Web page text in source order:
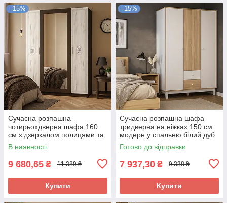
–15%
Сучасна розпашна
чотирьохдверна шафа 160
см з дзеркалом полицями та
штангою в спальню венге
Араміс Мебель Сервіс
В наявності
9 680,65 ₴ 11 389 ₴
Купити
–15%
Сучасна розпашна шафа
тридверна на ніжках 150 см
модерн у спальню білий дуб
сонома Глорія Мебель
Сервіс
Готово до відправки
7 937,30 ₴ 9 338 ₴
Купити